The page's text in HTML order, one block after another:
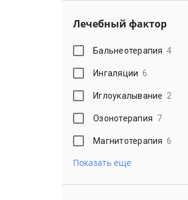
Лечебный фактор
Бальнеотерапия 4
Ингаляции 6
Иглоукалывание 2
Озонотерапия 7
Магнитотерапия 6
Показать еще